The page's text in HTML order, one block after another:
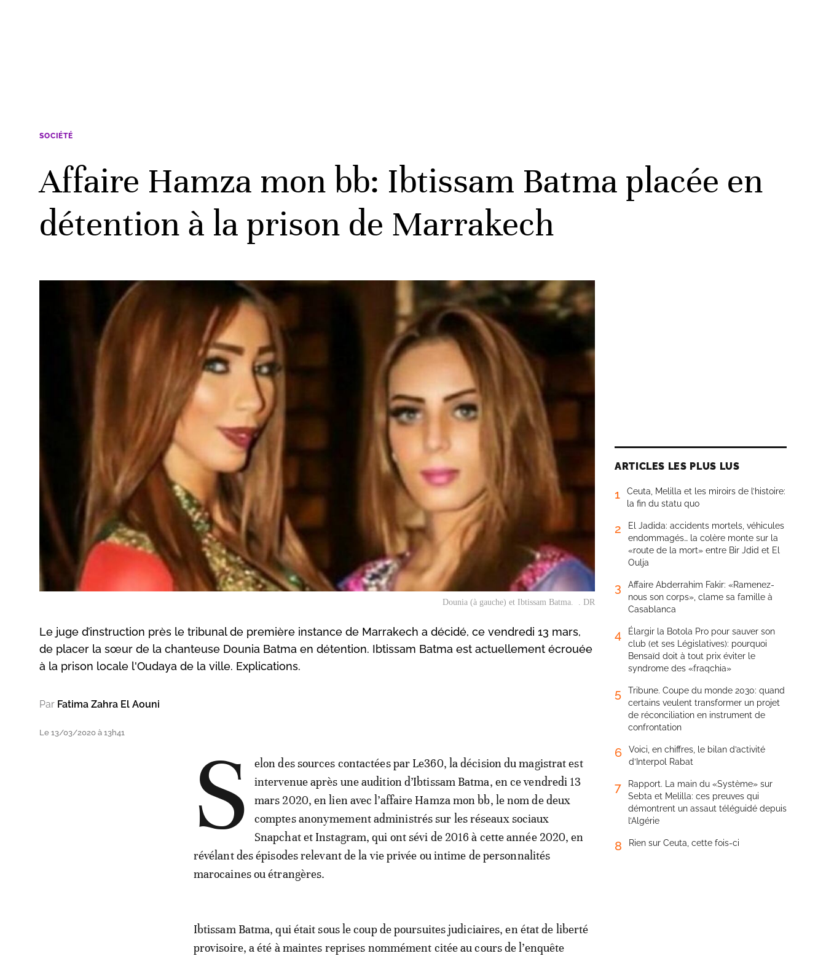
SOCIÉTÉ
Affaire Hamza mon bb: Ibtissam Batma placée en
détention à la prison de Marrakech
Dounia (à gauche) et Ibtissam Batma. . DR
Le juge d’instruction près le tribunal de première instance de Marrakech a décidé, ce vendredi 13 mars,
de placer la sœur de la chanteuse Dounia Batma en détention. Ibtissam Batma est actuellement écrouée
à la prison locale l'Oudaya de la ville. Explications.
Par Fatima Zahra El Aouni
Le 13/03/2020 à 13h41 S
elon des sources contactées par Le360, la décision du magistrat est
intervenue après une audition d’Ibtissam Batma, en ce vendredi 13
mars 2020, en lien avec l’affaire Hamza mon bb, le nom de deux
comptes anonymement administrés sur les réseaux sociaux
Snapchat et Instagram, qui ont sévi de 2016 à cette année 2020, en
révélant des épisodes relevant de la vie privée ou intime de personnalités
marocaines ou étrangères.
Ibtissam Batma, qui était sous le coup de poursuites judiciaires, en état de liberté
provisoire, a été à maintes reprises nommément citée au cours de l’enquête
ARTICLES LES PLUS LUS
1
Ceuta, Melilla et les miroirs de l’histoire:
la fin du statu quo
2
El Jadida: accidents mortels, véhicules
endommagés… la colère monte sur la
«route de la mort» entre Bir Jdid et El
Oulja
3
Affaire Abderrahim Fakir: «Ramenez-
nous son corps», clame sa famille à
Casablanca
4
Élargir la Botola Pro pour sauver son
club (et ses Législatives): pourquoi
Bensaïd doit à tout prix éviter le
syndrome des «fraqchia»
5
Tribune. Coupe du monde 2030: quand
certains veulent transformer un projet
de réconciliation en instrument de
confrontation
6
Voici, en chiffres, le bilan d’activité
d’Interpol Rabat
7
Rapport. La main du «Système» sur
Sebta et Melilla: ces preuves qui
démontrent un assaut téléguidé depuis
l’Algérie
8 Rien sur Ceuta, cette fois-ci